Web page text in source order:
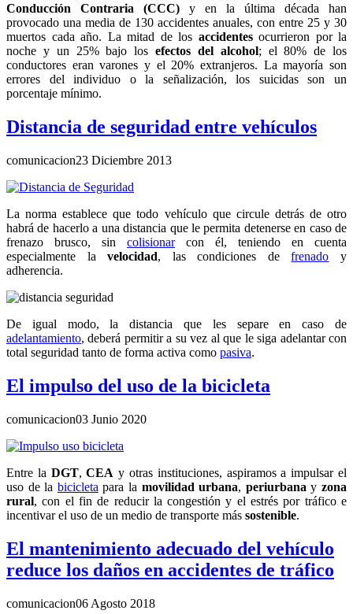
Conducción Contraria (CCC) y en la última década han
provocado una media de 130 accidentes anuales, con entre 25 y 30
muertos cada año. La mitad de los accidentesocurrieron por la
noche y un 25% bajo los efectos del alcohol; el 80% de los
conductores eran varones y el 20% extranjeros. La mayoría son
errores del individuo o la señalización, los suicidas son un
porcentaje mínimo.
Distancia de seguridad entre vehículos
comunicacion23 Diciembre 2013
La norma establece que todo vehículo que circule detrás de otro
habrá de hacerlo a una distancia que le permita detenerse en caso de
frenazo brusco, sin colisionarcon él, teniendo en cuenta
especialmente lavelocidad, las condiciones defrenado y
adherencia.
De igual modo, la distancia que les separe en caso de
adelantamiento, deberá permitir a su vez al que le siga adelantar con
total seguridad tanto de forma activa como pasiva.
El impulso del uso de la bicicleta
comunicacion03 Junio 2020
Entre la DGT,CEA y otras instituciones, aspiramos a impulsar el
uso de la bicicleta para la movilidad urbana, periurbana yzona
rural, con el fin de reducir la congestión y el estrés por tráfico e
incentivar el uso de un medio de transporte más sostenible.
El mantenimiento adecuado del vehículo
reduce los daños en accidentes de tráfico
comunicacion06 Agosto 2018